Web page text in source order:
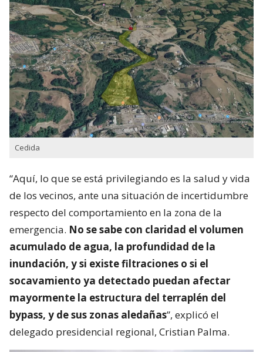
Cedida
“Aquí, lo que se está privilegiando es la salud y vida
de los vecinos, ante una situación de incertidumbre
respecto del comportamiento en la zona de la
emergencia. No se sabe con claridad el volumen
acumulado de agua, la profundidad de la
inundación, y si existe filtraciones o si el
socavamiento ya detectado puedan afectar
mayormente la estructura del terraplén del
bypass, y de sus zonas aledañas”, explicó el
delegado presidencial regional, Cristian Palma.